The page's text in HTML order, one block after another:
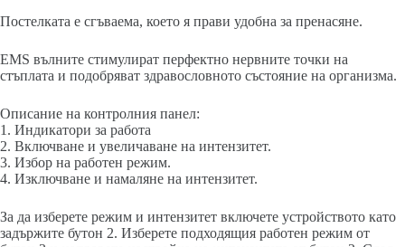
Постелката е сгъваема, което я прави удобна за пренасяне.
EMS вълните стимулират перфектно нервните точки на
стъплата и подобряват здравословното състояние на организма.
Описание на контролния панел:
1. Индикатори за работа
2. Включване и увеличаване на интензитет.
3. Избор на работен режим.
4. Изключване и намаляне на интензитет.
За да изберете режим и интензитет включете устройството като
задържите бутон 2. Изберете подходящия работен режим от